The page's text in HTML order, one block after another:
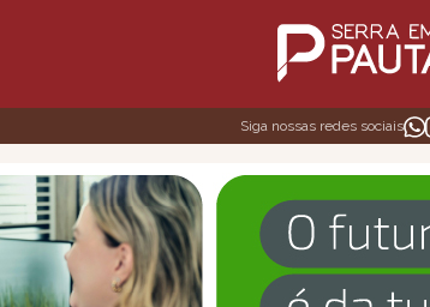
Siga nossas redes sociais